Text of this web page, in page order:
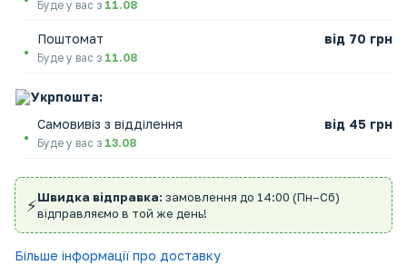
Буде у вас з 11.08
Поштомат
Буде у вас з 11.08
від 70 грн
Укрпошта:
Самовивіз з відділення
Буде у вас з 13.08
від 45 грн
⚡Швидка відправка: замовлення до 14:00 (Пн–Сб)
відправляємо в той же день!
Більше інформації про доставку